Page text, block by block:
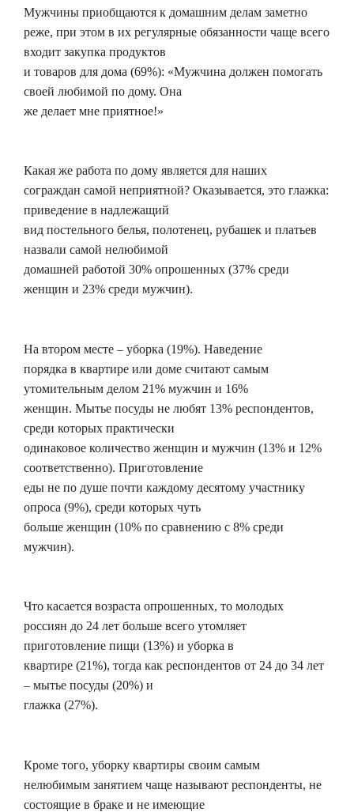
Мужчины приобщаются к домашним делам заметно
реже, при этом в их регулярные обязанности чаще всего
входит закупка продуктов
и товаров для дома (69%): «Мужчина должен помогать
своей любимой по дому. Она
же делает мне приятное!»
Какая же работа по дому является для наших
сограждан самой неприятной? Оказывается, это глажка:
приведение в надлежащий
вид постельного белья, полотенец, рубашек и платьев
назвали самой нелюбимой
домашней работой 30% опрошенных (37% среди
женщин и 23% среди мужчин).
На втором месте – уборка (19%). Наведение
порядка в квартире или доме считают самым
утомительным делом 21% мужчин и 16%
женщин. Мытье посуды не любят 13% респондентов,
среди которых практически
одинаковое количество женщин и мужчин (13% и 12%
соответственно). Приготовление
еды не по душе почти каждому десятому участнику
опроса (9%), среди которых чуть
больше женщин (10% по сравнению с 8% среди
мужчин).
Что касается возраста опрошенных, то молодых
россиян до 24 лет больше всего утомляет
приготовление пищи (13%) и уборка в
квартире (21%), тогда как респондентов от 24 до 34 лет
– мытье посуды (20%) и
глажка (27%).
Кроме того, уборку квартиры своим самым
нелюбимым занятием чаще называют респонденты, не
состоящие в браке и не имеющие